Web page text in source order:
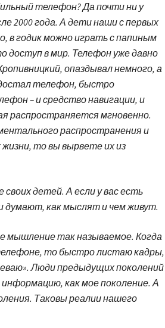
телефон? Да почти ни у
2000 года. А дети наши с первых
в годик можно играть с папиным
в мир. Телефон уже давно
опаздывал немного, а
достал телефон, быстро
– и средство навигации, и
распространяется мгновенно.
распространения и
то вы вырвете их из
детей. А если у вас есть
думают, как мыслят и чем живут.
мышление так называемое. Когда
то быстро листаю кадры,
Люди предыдущих поколений
как мое поколение. А
Таковы реалии нашего